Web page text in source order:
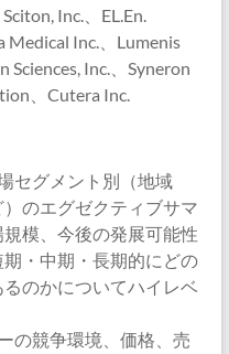
Inc.、EL.En.
Medical Inc.、Lumenis
Sciences, Inc.、Syneron
、Cutera Inc.
セグメント別（地域
のエグゼクティブサマ
模、今後の発展可能性
・中期・長期的にどの
のかについてハイレベ
の競争環境、価格、売